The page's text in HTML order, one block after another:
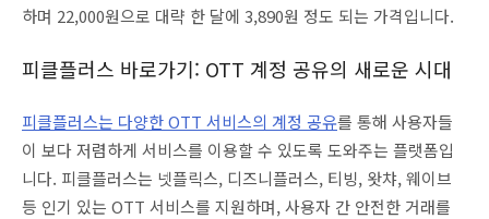
하며 22,000원으로 대략 한 달에 3,890원 정도 되는 가격입니다.
피클플러스 바로가기: OTT 계정 공유의 새로운 시대
피클플러스는 다양한 OTT 서비스의 계정 공유를 통해 사용자들
이 보다 저렴하게 서비스를 이용할 수 있도록 도와주는 플랫폼입
니다. 피클플러스는 넷플릭스, 디즈니플러스, 티빙, 왓챠, 웨이브
등 인기 있는 OTT 서비스를 지원하며, 사용자 간 안전한 거래를